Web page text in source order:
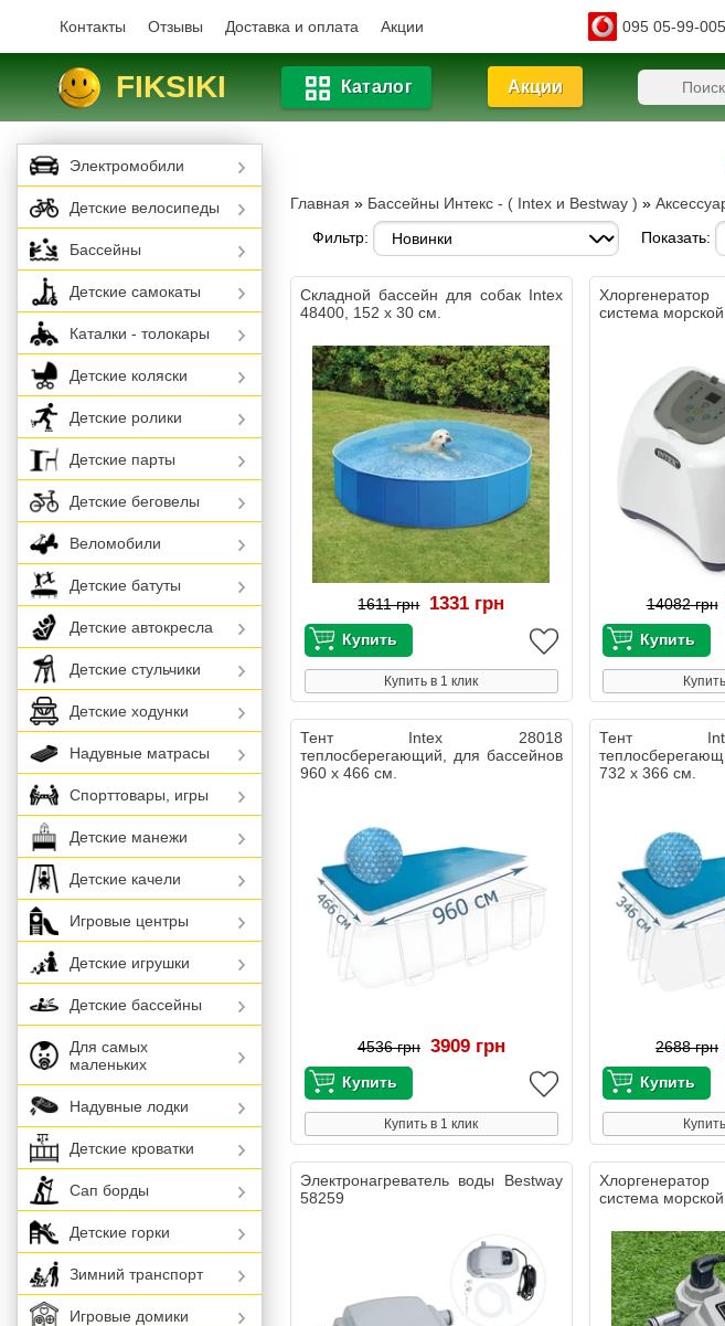
Контакты Отзывы Доставка и оплата Акции 095 05-99-005
FIKSIKI Каталог Акции
Главная » Бассейны Интекс - ( Intex и Bestway ) »
Фильтр:
Показать:
Складной бассейн для собак Intex
48400, 152 х 30 см.
1611 грн 1331 грн
Купить в 1 клик
система
14082 грн
Тент Intex 28018
теплосберегающий, для бассейнов
960 х 466 см.
4536 грн 3909 грн
Купить в 1 клик
Тент
732 х 366 см.
2688 грн
Электронагреватель воды Bestway
58259
система
Электромобили
Детские велосипеды
Бассейны
Детские самокаты
Каталки - толокары
Детские коляски
Детские ролики
Детские парты
Детские беговелы
Веломобили
Детские батуты
Детские автокресла
Детские стульчики
Детские ходунки
Надувные матрасы
Спорттовары, игры
Детские манежи
Детские качели
Игровые центры
Детские игрушки
Детские бассейны
Для самых
маленьких
Надувные лодки
Детские кроватки
Сап борды
Детские горки
Зимний транспорт
Игровые домики